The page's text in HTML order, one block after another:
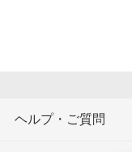
ヘルプ・ご質問